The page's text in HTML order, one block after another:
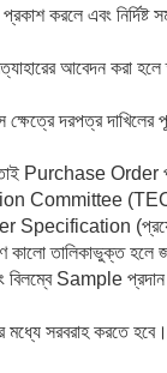
করলে এবং নির্দিষ্ট
আবেদন করা
দাখিলের
Order
Committee (TEC)
(প্রযোজ্য
হলে
Sample প্রদান
সরবরাহ করতে হবে।